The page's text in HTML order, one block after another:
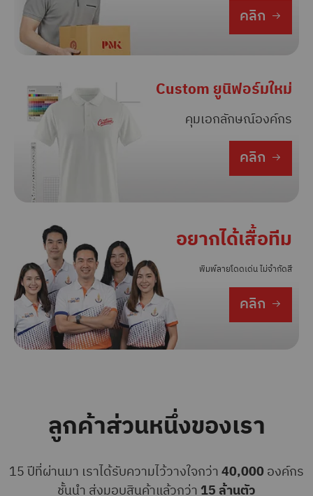
คลิก
Custom ยูนิฟอร์มใหม่
คุมเอกลักษณ์องค์กร
คลิก
อยากได้เสื้อทีม
พิมพ์ลายโดดเด่น ไม่จำกัดสี
คลิก
ลูกค้าส่วนหนึ่งของเรา
15 ปีที่ผ่านมา เราได้รับความไว้วางใจกว่า40,000องค์กร
ชั้นนำ ส่งมอบสินค้าแล้วกว่า 15 ล้านตัว